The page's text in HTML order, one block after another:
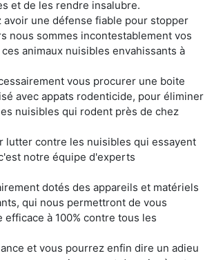
et de les rendre insalubre.
avoir une défense fiable pour stopper
nous sommes incontestablement vos
animaux nuisibles envahissants à
vous procurer une boite
avec appats rodenticide, pour éliminer
nuisibles qui rodent près de chez
lutter contre les nuisibles qui essayent
notre équipe d'experts
dotés des appareils et matériels
qui nous permettront de vous
efficace à 100% contre tous les
et vous pourrez enfin dire un adieu